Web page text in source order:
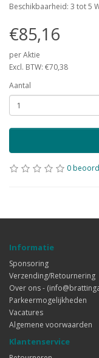
Beschikbaarheid: 3 tot 5
€85,16
per Aktie
Excl. BTW: €70,38
Aantal
0
Informatie
Sponsoring
Verzending/Retournering
Over ons -
Parkeermogelijkheden
Vacatures
Algemene voorwaarden
Klantenservice